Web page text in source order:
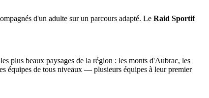
d'un adulte sur un parcours adapté. Le Raid Sportif
plus beaux paysages de la région : les monts d'Aubrac, les
équipes de tous niveaux — plusieurs équipes à leur premier